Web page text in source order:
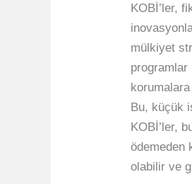
KOBİ’ler,
mülkiyet
Bu, küçük
KOBİ’ler,
ödemeden
olabilir ve